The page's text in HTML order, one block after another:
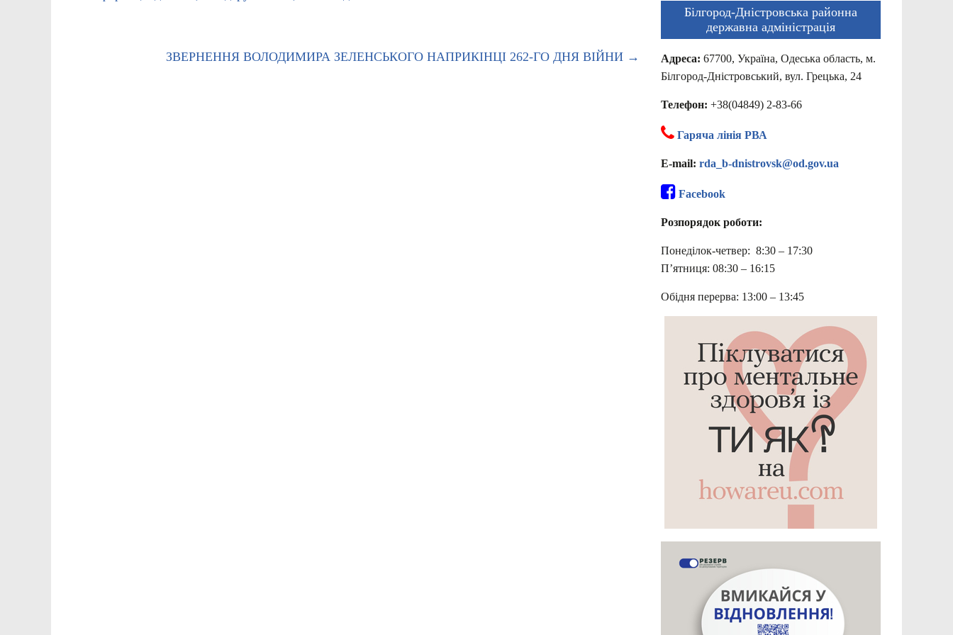
ЗВЕРНЕННЯ ВОЛОДИМИРА ЗЕЛЕНСЬКОГО НАПРИКІНЦІ 262-ГО ДНЯ ВІЙНИ →
Білгород-Дністровська районна
державна адміністрація
Адреса: 67700, Україна, Одеська область, м.
Білгород-Дністровський, вул. Грецька, 24
Телефон: +38(04849) 2-83-66
Гаряча лінія РВА
E-mail: rda_b-dnistrovsk@od.gov.ua
Facebook
Розпорядок роботи:
Понеділок-четвер: 8:30 – 17:30
П’ятниця: 08:30 – 16:15
Обідня перерва: 13:00 – 13:45